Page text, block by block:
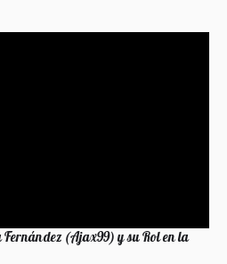
(Ajax99) y su Rol en la